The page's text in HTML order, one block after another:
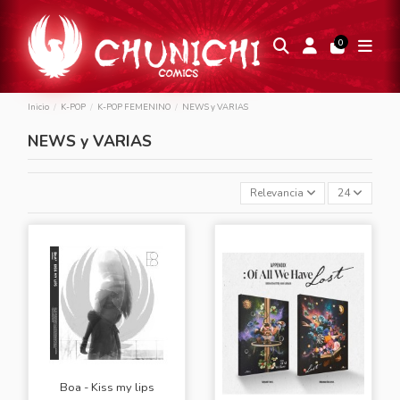
0
Inicio K-POP K-POP FEMENINO NEWS y VARIAS
NEWS y VARIAS
Relevancia 24
Boa - Kiss my lips